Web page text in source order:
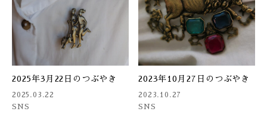
2025年3月22日のつぶやき
2025.03.22
SNS
2023年10月27日のつぶやき
2023.10.27
SNS